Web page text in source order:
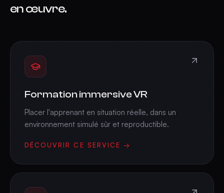
en œuvre.
Formation immersive VR
Placer l'apprenant en situation réelle, dans un
environnement simulé sûr et reproductible.
DÉCOUVRIR CE SERVICE →